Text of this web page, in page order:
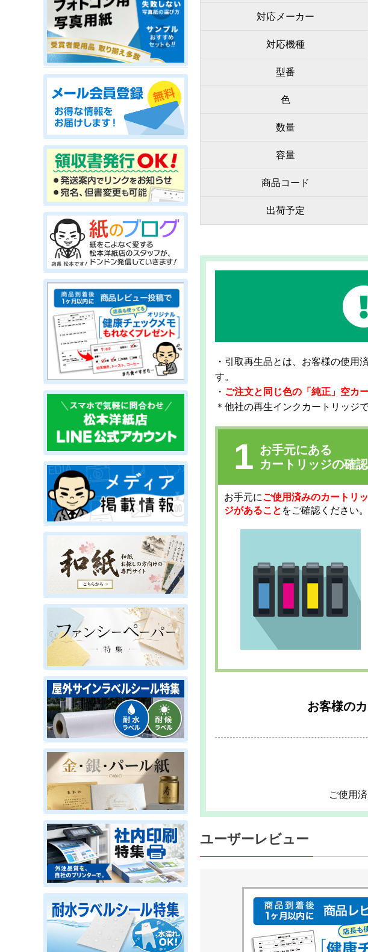
対応メーカー
対応機種
型番
色
数量
容量
商品コード
出荷予定
・引取再生品とは、お客様の使用
す。
・ ご注文と同じ色の「純正」空カ
＊他社の再生インクカートリッジ
1 お手元にある
カートリッジの確認
お手元にご使用済みのカートリッ
ジがあること をご確認ください。
お客様の
ご使用
ユーザーレビュー